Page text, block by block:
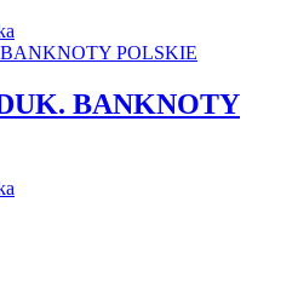
BANKNOTY